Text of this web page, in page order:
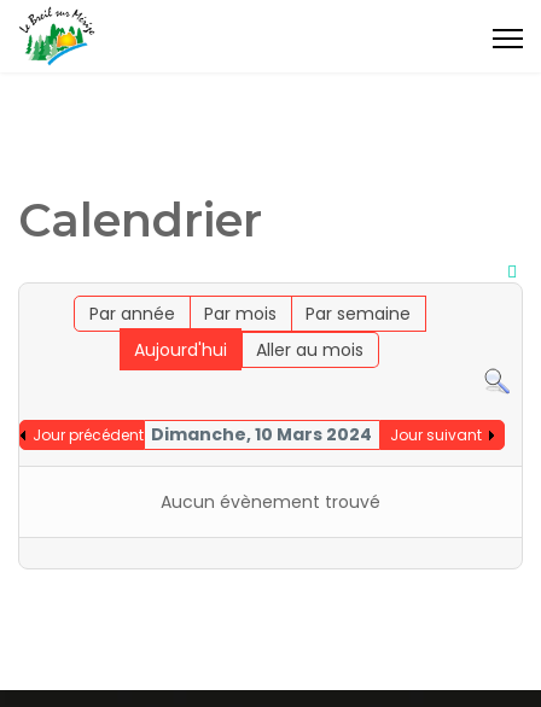
Calendrier
Par année Par mois
Par semaine
Aujourd'hui
Aller au mois
Jour précédent Dimanche, 10 Mars 2024 Jour suivant
Aucun évènement trouvé